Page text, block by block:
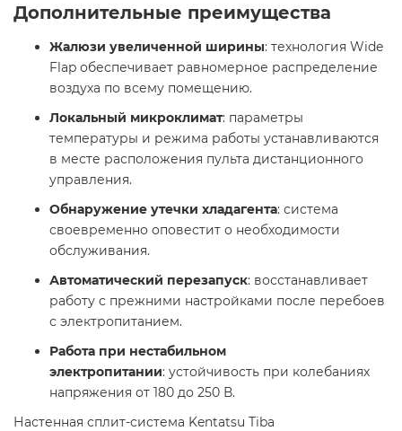
Дополнительные преимущества
Жалюзи увеличенной ширины: технология Wide
Flap обеспечивает равномерное распределение
воздуха по всему помещению.​
Локальный микроклимат: параметры
температуры и режима работы устанавливаются
в месте расположения пульта дистанционного
управления.​
Обнаружение утечки хладагента: система
своевременно оповестит о необходимости
обслуживания.​
Автоматический перезапуск: восстанавливает
работу с прежними настройками после перебоев
с электропитанием.​
Работа при нестабильном
электропитании: устойчивость при колебаниях
напряжения от 180 до 250 В.
Настенная сплит-система Kentatsu Tiba